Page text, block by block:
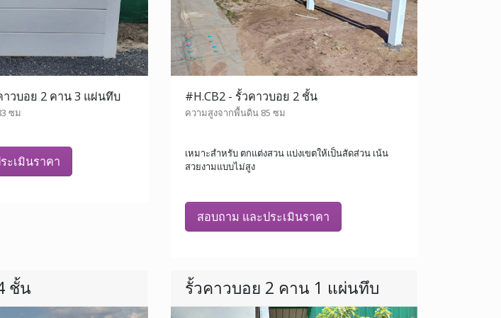
าวบอย 2 คาน 3 แผ่นทึบ
ซม
ะเมินราคา
#H.CB2 - รั้วคาวบอย 2 ชั้น
ความสูงจากพื้นดิน 85 ซม
เหมาะสำหรับ ตกแต่งสวน แบ่งเขตให้เป็นสัดส่วน เน้น
สวยงามแบบไม่สูง
สอบถาม และประเมินราคา
ชั้น รั้วคาวบอย 2 คาน 1 แผ่นทึบ